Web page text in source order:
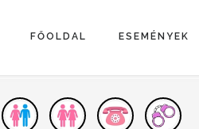
FŐOLDAL ESEMÉNYEK